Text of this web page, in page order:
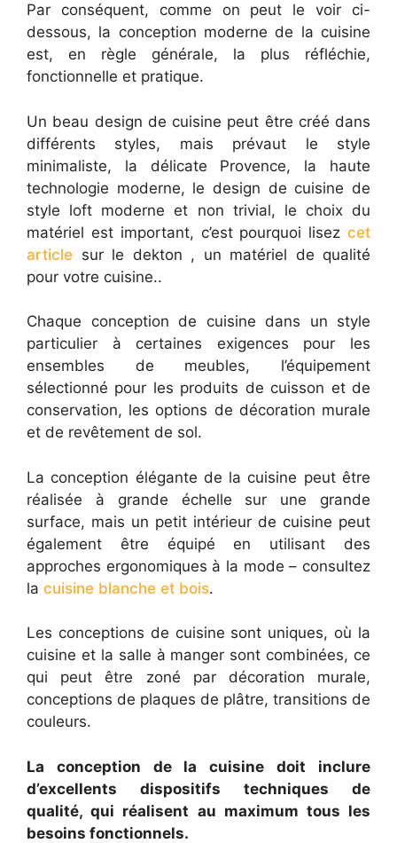
Par conséquent, comme on peut le voir ci-
dessous, la conception moderne de la cuisine
est, en règle générale, la plus réfléchie,
fonctionnelle et pratique.
Un beau design de cuisine peut être créé dans
différents styles, mais prévaut le style
minimaliste, la délicate Provence, la haute
technologie moderne, le design de cuisine de
style loft moderne et non trivial, le choix du
matériel est important, c’est pourquoi lisez cet
article sur le dekton , un matériel de qualité
pour votre cuisine..
Chaque conception de cuisine dans un style
particulier à certaines exigences pour les
ensembles de meubles, l’équipement
sélectionné pour les produits de cuisson et de
conservation, les options de décoration murale
et de revêtement de sol.
La conception élégante de la cuisine peut être
réalisée à grande échelle sur une grande
surface, mais un petit intérieur de cuisine peut
également être équipé en utilisant des
approches ergonomiques à la mode – consultez
la cuisine blanche et bois.
Les conceptions de cuisine sont uniques, où la
cuisine et la salle à manger sont combinées, ce
qui peut être zoné par décoration murale,
conceptions de plaques de plâtre, transitions de
couleurs.
La conception de la cuisine doit inclure
d’excellents dispositifs techniques de
qualité, qui réalisent au maximum tous les
besoins fonctionnels.